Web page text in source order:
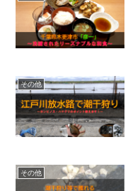
その他
その他